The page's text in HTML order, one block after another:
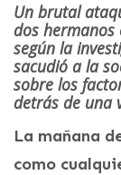
Un brutal
dos
según la
sacudió a la
sobre los
detrás de una
La mañana
como